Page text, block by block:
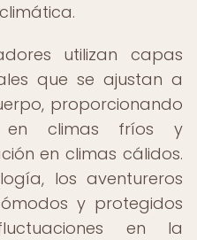
utilizan capas
que se ajustan a
proporcionando
en climas fríos y
en climas cálidos.
los aventureros
y protegidos
en la